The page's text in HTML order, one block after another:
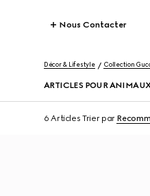
Nous Contacter
Décor & Lifestyle Collection
ARTICLES POUR
6 Articles Trier par